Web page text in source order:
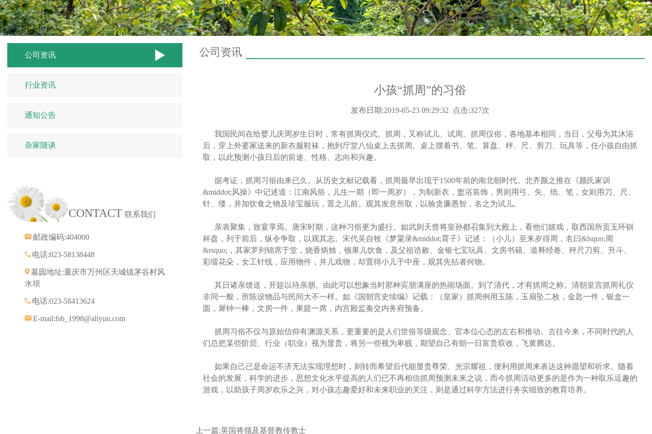
公司资讯
行业资讯
通知公告
杂家随谈
CONTACT 联系我们
邮政编码:404000
电话:023-58138448
墓园地址:重庆市万州区天城镇茅谷村风
水坝
电话:023-58413624
E-mail:fsb_1998@aliyun.com
公司资讯
小孩“抓周”的习俗
发布日期:2019-05-23 09:29:32 点击:327次
我国民间在给婴儿庆周岁生日时，常有抓周仪式。抓周，又称试儿、试周。抓周仪俗，各地基本相同，当日，父母为其沐浴
后，穿上外婆家送来的新衣服鞋袜，抱到厅堂八仙桌上去抓周。桌上摆着书、笔、算盘、秤、尺、剪刀、玩具等，任小孩自由抓
取，以此预测小孩日后的前途、性格、志向和兴趣。
据考证，抓周习俗由来已久。从历史文献记载看，抓周最早出现于1500年前的南北朝时代。北齐颜之推在《颜氏家训
&middot;风操》中记述道：江南风俗，儿生一期（即一周岁），为制新衣，盥浴装饰，男则用弓、矢、纸、笔，女则用刀、尺、
针、缕，并加饮食之物及珍宝服玩，置之儿前。观其发意所取，以验贪廉愚智，名之为试儿。
亲表聚集，致宴享焉。唐宋时期，这种习俗更为盛行。如武则天曾将皇孙都召集到大殿上，看他们嬉戏，取西国所贡玉环钏
杯盘，列于前后，纵令争取，以观其志。宋代吴自牧《梦粱录&middot;育子》记述：（小儿）至来岁得周，名曰&lsquo;周
&rsquo;，其家罗列锦席于堂，烧香炳烛，顿果儿饮食，及父祖诰敕、金银七宝玩具、文房书籍、道释经卷、秤尺刀剪、升斗、
彩缎花朵，女工针线，应用物件，并儿戏物，却置得小儿于中座，观其先拈者何物。
其日诸亲馈送，开筵以待亲朋。由此可以想象当时那种宾朋满座的热闹场面。到了清代，才有抓周之称。清朝皇宫抓周礼仪
非同一般，所陈设物品与民间大不一样。如《国朝宫史续编》记载：（皇家）抓周例用玉陈，玉扇坠二枚，金匙一件，银盒一
圆，犀钟一棒，文房一件，果筵一席，内宫殿监奏交内务府预备。
抓周习俗不仅与原始信仰有渊源关系，更重要的是人们世俗等级观念、官本位心态的左右和推动。古往今来，不同时代的人
们总把某些阶层、行业（职业）视为显贵，将另一些视为卑贱，期望自己有朝一日富贵双收，飞黄腾达。
如果自己已是命运不济无法实现理想时，则转而希望后代能显贵尊荣、光宗耀祖，便利用抓周来表达这种愿望和祈求。随着
社会的发展，科学的进步，思想文化水平提高的人们已不再相信抓周预测未来之说，而今抓周活动更多的是作为一种取乐逗趣的
游戏，以助孩子周岁欢乐之兴，对小孩志趣爱好和未来职业的关注，则是通过科学方法进行务实细致的教育培养。
上一篇:英国将领及基督教传教士